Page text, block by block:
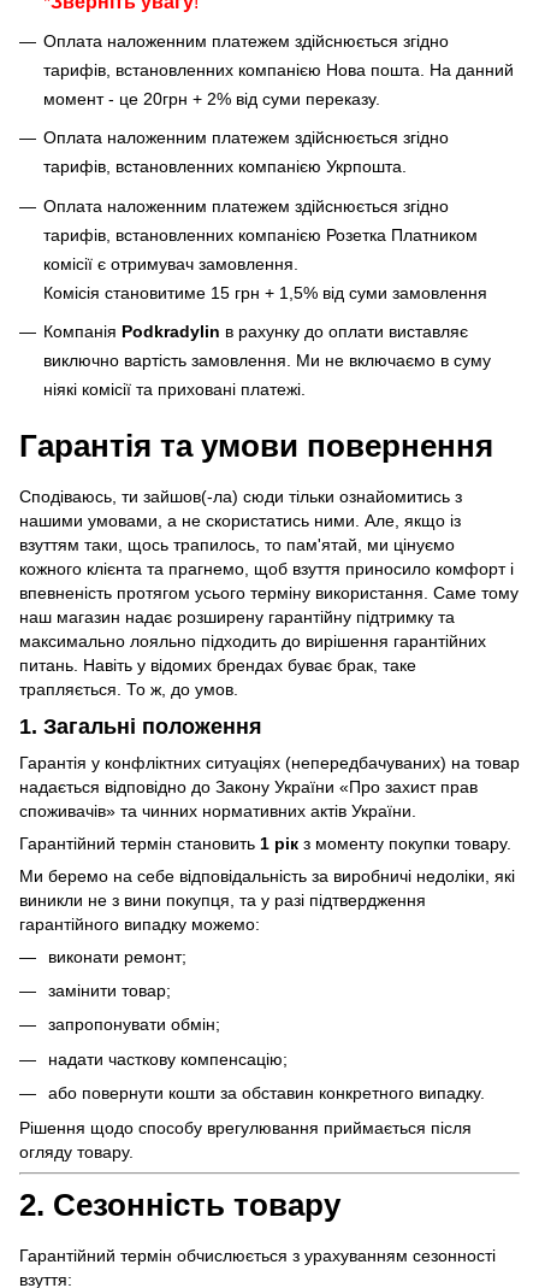
Оплата наложенним платежем здійснюється згідно
тарифів, встановленних компанією Нова пошта. На данний
момент - це 20грн + 2% від суми переказу.
Оплата наложенним платежем здійснюється згідно
тарифів, встановленних компанією Укрпошта.
Оплата наложенним платежем здійснюється згідно
тарифів, встановленних компанією Розетка Платником
комісії є отримувач замовлення.
Комісія становитиме 15 грн + 1,5% від суми замовлення
Компанія Podkradylin в рахунку до оплати виставляє
виключно вартість замовлення. Ми не включаємо в суму
ніякі комісії та приховані платежі.
Гарантія та умови повернення
Сподіваюсь, ти зайшов(-ла) сюди тільки ознайомитись з
нашими умовами, а не скористатись ними. Але, якщо із
взуттям таки, щось трапилось, то пам'ятай, ми цінуємо
кожного клієнта та прагнемо, щоб взуття приносило комфорт і
впевненість протягом усього терміну використання. Саме тому
наш магазин надає розширену гарантійну підтримку та
максимально лояльно підходить до вирішення гарантійних
питань. Навіть у відомих брендах буває брак, таке
трапляється. То ж, до умов.
1. Загальні положення
Гарантія у конфліктних ситуаціях (непередбачуваних) на товар
надається відповідно до Закону України «Про захист прав
споживачів» та чинних нормативних актів України.
Гарантійний термін становить 1 рік з моменту покупки товару.
Ми беремо на себе відповідальність за виробничі недоліки, які
виникли не з вини покупця, та у разі підтвердження
гарантійного випадку можемо:
виконати ремонт;
замінити товар;
запропонувати обмін;
надати часткову компенсацію;
або повернути кошти за обставин конкретного випадку.
Рішення щодо способу врегулювання приймається після
огляду товару.
2. Сезонність товару
Гарантійний термін обчислюється з урахуванням сезонності
взуття: